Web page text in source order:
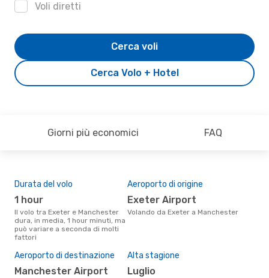
Voli diretti
Cerca Volo + Hotel
Cerca voli
Giorni più economici FAQ
Durata del volo
1 hour
Il volo tra Exeter e Manchester
dura, in media, 1 hour minuti, ma
può variare a seconda di molti
fattori
Aeroporto di origine
Exeter Airport
Volando da Exeter a Manchester
Aeroporto di destinazione
Manchester Airport
Alta stagione
luglio